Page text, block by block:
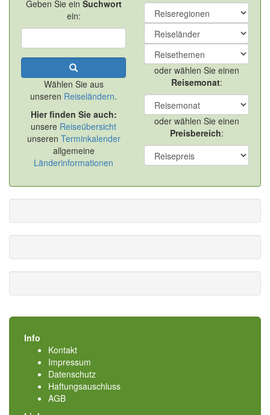
Geben Sie ein Suchwort
ein:
Wählen Sie aus
unseren Reiseländern.
Hier finden Sie auch:
unsere Reiseübersicht
unseren Terminkalender
allgemeine
Länderinformationen
oder wählen Sie einen
Reisemonat:
oder wählen Sie einen
Preisbereich:
Info
Kontakt
Impressum
Datenschutz
Haftungsauschluss
AGB